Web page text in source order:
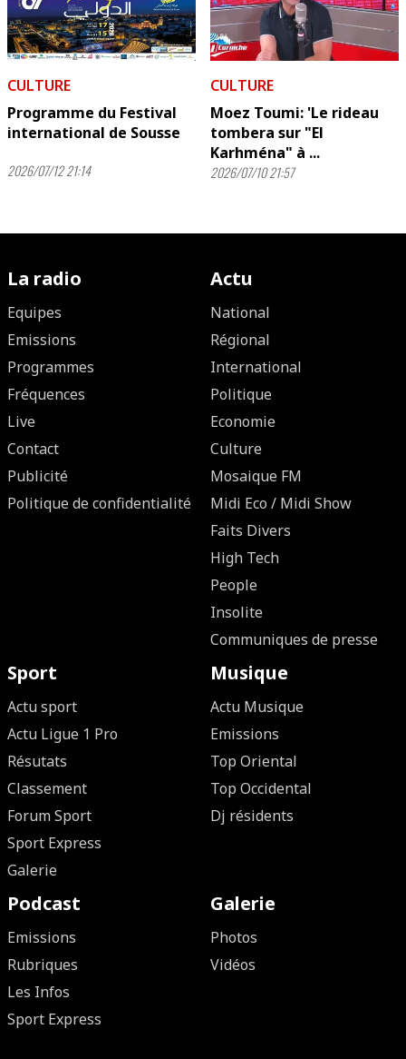
CULTURE
Programme du Festival
international de Sousse
2026/07/12 21:14
CULTURE
Moez Toumi: 'Le rideau
tombera sur "El
Karhména" à ...
2026/07/10 21:57
La radio
Equipes
Emissions
Programmes
Fréquences
Live
Contact
Publicité
Politique de confidentialité
Actu
National
Régional
International
Politique
Economie
Culture
Mosaique FM
Midi Eco / Midi Show
Faits Divers
High Tech
People
Insolite
Communiques de presse
Sport
Actu sport
Actu Ligue 1 Pro
Résutats
Classement
Forum Sport
Sport Express
Galerie
Musique
Actu Musique
Emissions
Top Oriental
Top Occidental
Dj résidents
Podcast
Emissions
Rubriques
Les Infos
Sport Express
Galerie
Photos
Vidéos